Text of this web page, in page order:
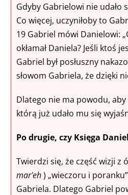
Gdyby Gabrielowi nie udało
Co więcej, uczyniłoby to
19 Gabriel mówi Danielowi:
okłamał Daniela? Jeśli ktoś
Gabriel był posłuszny
słowom Gabriela, że dzięki
Dlatego nie ma powodu,
którą już udało mu się
Po drugie, czy Księga
Twierdzi się, że część wizji z
mar'eh) „wieczoru i
Gabriela. Dlatego Gabriel